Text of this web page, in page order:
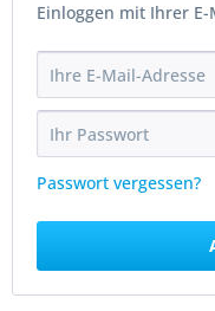
Einloggen mit Ihrer
Passwort vergessen?